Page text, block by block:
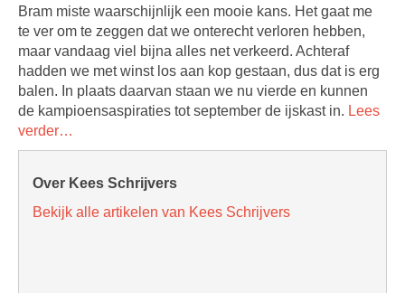
Bram miste waarschijnlijk een mooie kans. Het gaat me
te ver om te zeggen dat we onterecht verloren hebben,
maar vandaag viel bijna alles net verkeerd. Achteraf
hadden we met winst los aan kop gestaan, dus dat is erg
balen. In plaats daarvan staan we nu vierde en kunnen
de kampioensaspiraties tot september de ijskast in. Lees
verder…
Over Kees Schrijvers
Bekijk alle artikelen van Kees Schrijvers